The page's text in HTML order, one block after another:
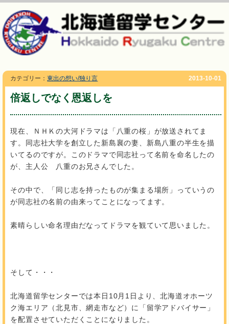
カテゴリー：東出の想い/独り言 2013-10-01
倍返しでなく恩返しを
現在、ＮＨＫの大河ドラマは「八重の桜」が放送されてま
す。同志社大学を創立した新島襄の妻、新島八重の半生を描
いてるのですが。このドラマで同志社って名前を命名したの
が、主人公 八重のお兄さんでした。
その中で、「同じ志を持ったものが集まる場所」っていうの
が同志社の名前の由来ってことになってます。
素晴らしい命名理由だなってドラマを観ていて思いました。
そして・・・
北海道留学センターでは本日10月1日より、北海道オホーツ
ク海エリア（北見市、網走市など）に「留学アドバイサー」
を配置させていただくことになりました。